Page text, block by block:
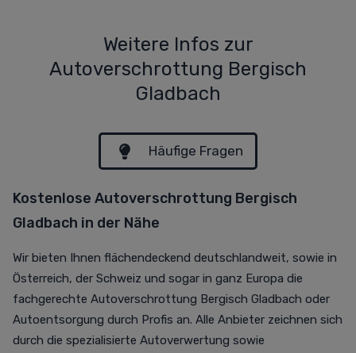
Weitere Infos zur
Autoverschrottung Bergisch
Gladbach
Häufige Fragen
Kostenlose Autoverschrottung Bergisch
Gladbach in der Nähe
Wir bieten Ihnen flächendeckend deutschlandweit, sowie in
Österreich, der Schweiz und sogar in ganz Europa die
fachgerechte Autoverschrottung Bergisch Gladbach oder
Autoentsorgung durch Profis an. Alle Anbieter zeichnen sich
durch die spezialisierte Autoverwertung sowie